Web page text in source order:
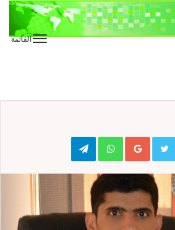
القائمة
Google+
WhatsApp
Telegram